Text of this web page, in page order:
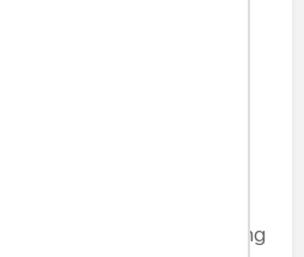
dalam penyusunan
bagian cerminan
generasinya
Inggris untuk
Emas 2045, yaitu saat
menjadi negara maju yang